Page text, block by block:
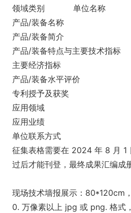
领域类别
单位名称
产品/装备名称
产品/装备简介
产品/装备特点与主要技术指标
主要经济指标
产品/装备水平评价
专利授予及获奖
应用领域
应用业绩
单位联系方式
征集表格需要在 2024 年 8 月 1
过后才能刊登，最终成果汇编成
现场技术墙报展示：80*120cm
0. 万像素以上 jpg 或 png. 格式